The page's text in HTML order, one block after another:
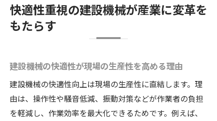
建設機械の導入で変わる作業環境の実態解
説
理由
建設機械の進化が生む現場力向上の秘訣と
快適性重視の建設機械が産業に変革を
もたらす
建設機械の快適性が現場の生産性を高める理由
建設機械の快適性向上は現場の生産性に直結します。理
由は、操作性や騒音低減、振動対策などが作業者の負担
を軽減し、作業効率を最大化できるためです。例えば、